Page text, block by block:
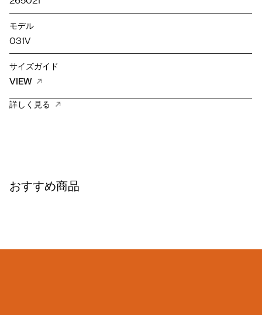
モデル
031V
サイズガイド
VIEW
詳しく見る
おすすめ商品